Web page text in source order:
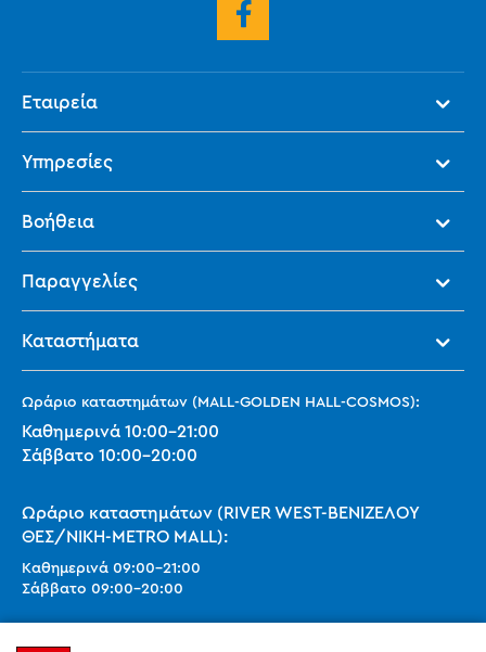
Εταιρεία
Υπηρεσίες
Βοήθεια
Παραγγελίες
Καταστήματα
Ωράριο καταστημάτων (MALL-GOLDEN HALL-COSMOS):
Καθημερινά 10:00-21:00
Σάββατο 10:00-20:00
Ωράριο καταστημάτων (RIVER WEST-ΒΕΝΙΖΕΛΟΥ
ΘΕΣ/ΝΙΚΗ-METRO MALL):
Καθημερινά 09:00-21:00
Σάββατο 09:00-20:00
Ωράριο καταστημάτων (SMART PARK):